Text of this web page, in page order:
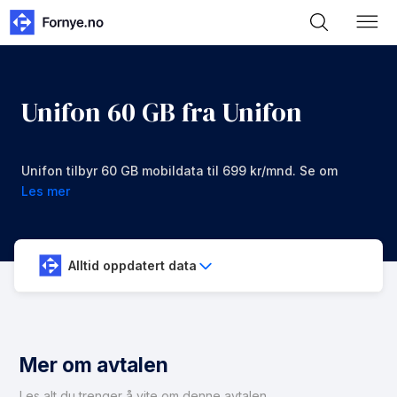
Unifon 60 GB fra Unifon
Unifon tilbyr 60 GB mobildata til 699 kr/mnd. Se om
denne avtalen er noe for deg.
Les mer
Alltid oppdatert data
Mer om avtalen